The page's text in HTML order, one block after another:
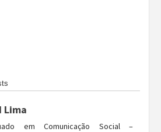
Lima
em Comunicação Social –